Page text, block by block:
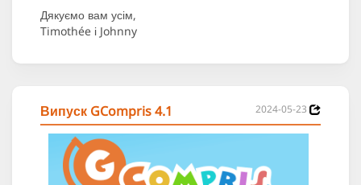
Дякуємо вам усім,
Timothée і Johnny
Випуск GCompris 4.1 2024-05-23